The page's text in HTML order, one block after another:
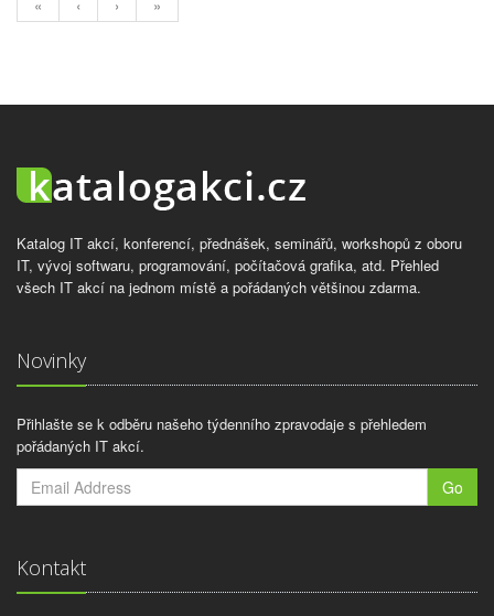
« ‹ › »
Katalog IT akcí, konferencí, přednášek, seminářů, workshopů z oboru
IT, vývoj softwaru, programování, počítačová grafika, atd. Přehled
všech IT akcí na jednom místě a pořádaných většinou zdarma.
Novinky
Přihlašte se k odběru našeho týdenního zpravodaje s přehledem
pořádaných IT akcí.
Go
Kontakt